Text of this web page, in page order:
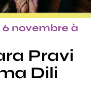
novembre à
Pravi
Dili